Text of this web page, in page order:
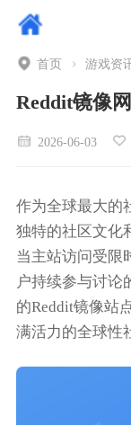
首页 游戏资
Reddit镜像
2026-06-03
作为全球最大的
独特的社区文化
当主站访问受限
户持续参与讨论
的Reddit镜像站
满活力的全球性